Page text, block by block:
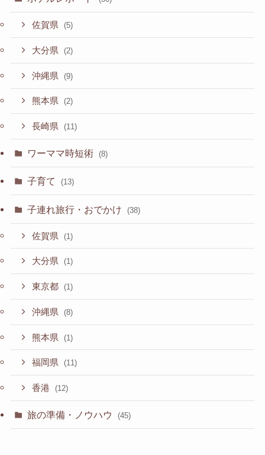
佐賀県 (5)
大分県 (2)
沖縄県 (9)
熊本県 (2)
長崎県 (11)
ワーママ時短術 (8)
子育て (13)
子連れ旅行・おでかけ (38)
佐賀県 (1)
大分県 (1)
東京都 (1)
沖縄県 (8)
熊本県 (1)
福岡県 (11)
香港 (12)
旅の準備・ノウハウ (45)